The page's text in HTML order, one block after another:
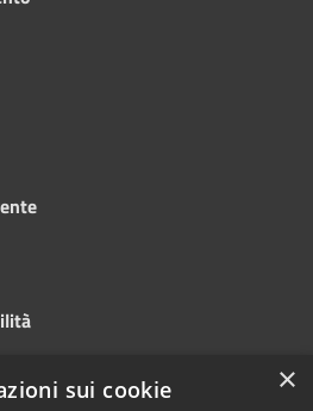
×
sui cookie